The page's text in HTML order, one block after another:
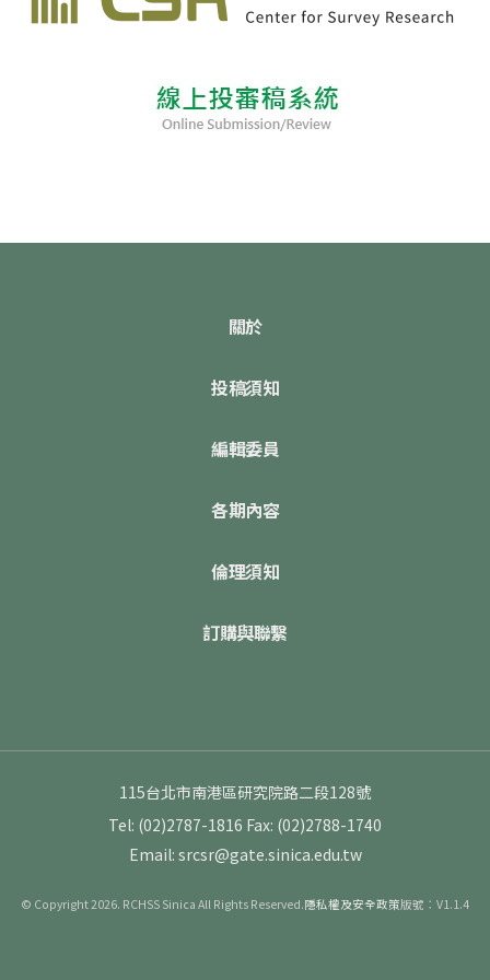
關於
投稿須知
編輯委員
各期內容
倫理須知
訂購與聯繫
115台北市南港區研究院路二段128號
Tel: (02)2787-1816 Fax: (02)2788-1740
Email: srcsr@gate.sinica.edu.tw
© Copyright 2026. RCHSS Sinica All Rights Reserved.隱私權及安全政策版號：V1.1.4